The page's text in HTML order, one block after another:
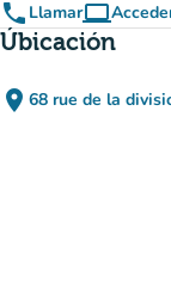
phone Llamarcomputer
Úbicación
place 68 rue de la